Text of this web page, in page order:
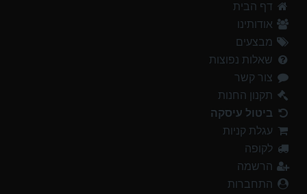
דף הבית
אודותינו
מבצעים
שאלות נפוצות
צור קשר
תקנון החנות
ביטול עיסקה
עגלת קניות
לקופה
הרשמה
התחברות